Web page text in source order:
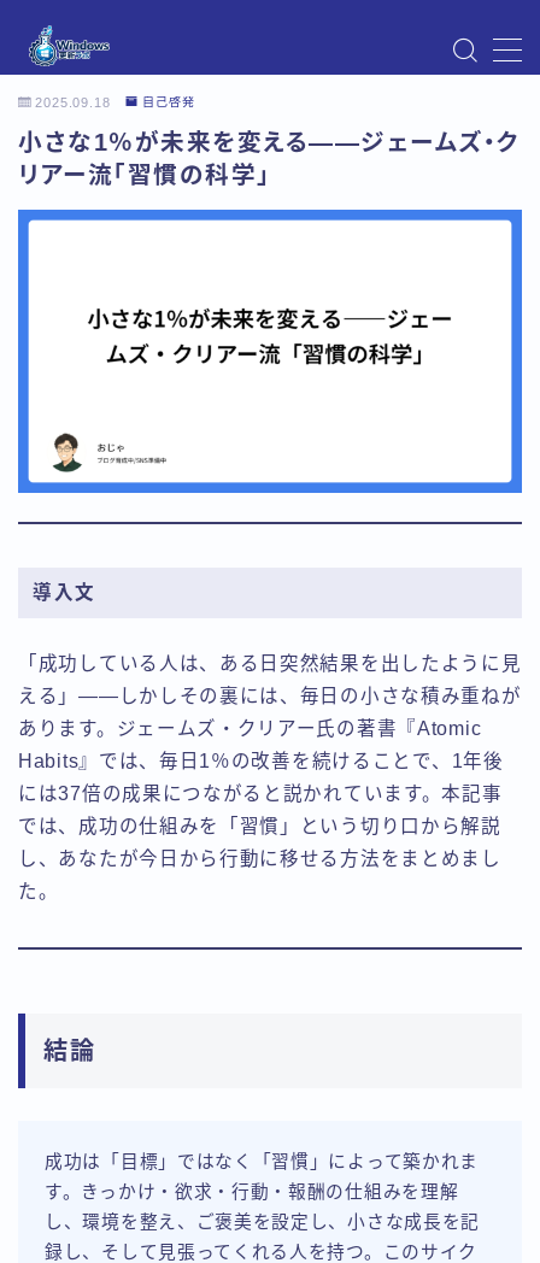
Instagram
Windows Updateの不具合・エラー対処法まとめ
【Windows11対応】
アクセス
トップページ
プライバシーポリシー
プロフィール
利用規約／特定商取引法に基づく表記
有料記事の決済完了ページ
運営者情報
2025.09.18 自己啓発
小さな1％が未来を変える――ジェームズ・ク
リアー流「習慣の科学」
導入文
「成功している人は、ある日突然結果を出したように見
える」――しかしその裏には、毎日の小さな積み重ねが
あります。ジェームズ・クリアー氏の著書『Atomic
Habits』では、毎日1％の改善を続けることで、1年後
には37倍の成果につながると説かれています。本記事
では、成功の仕組みを「習慣」という切り口から解説
し、あなたが今日から行動に移せる方法をまとめまし
た。
結論
成功は「目標」ではなく「習慣」によって築かれま
す。きっかけ・欲求・行動・報酬の仕組みを理解
し、環境を整え、ご褒美を設定し、小さな成長を記
録し、そして見張ってくれる人を持つ。このサイク